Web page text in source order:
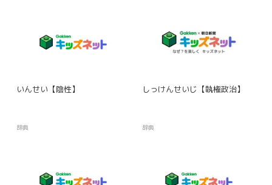
いんせい【陰性】
辞典
しっけんせいじ【執権政治】
辞典